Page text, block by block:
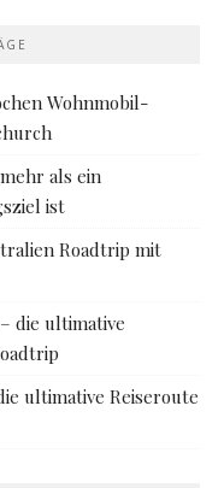
Wohnmobil-
als ein
ist
Roadtrip mit
die ultimative
ultimative Reiseroute